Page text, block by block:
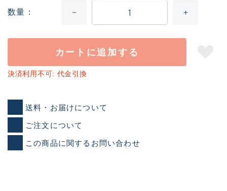
数量
カートに追加する
決済利用不可: 代金引換
送料・お届けについて
ご注文について
この商品に関するお問い合わせ